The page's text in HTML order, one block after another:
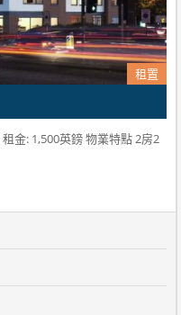
租置
金: 1,500英鎊 物業特點 2房2